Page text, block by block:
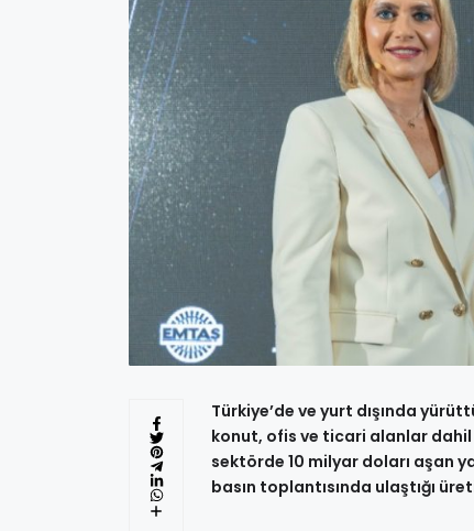
Türkiye’de ve yurt dışında
konut, ofis ve ticari alanlar
sektörde 10 milyar doları aşan
basın toplantısında ulaştığı